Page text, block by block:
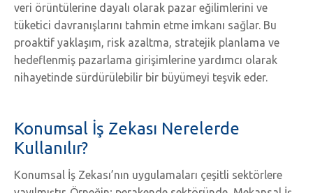
veri örüntülerine dayalı olarak pazar eğilimlerini ve
tüketici davranışlarını tahmin etme imkanı sağlar. Bu
proaktif yaklaşım, risk azaltma, stratejik planlama ve
hedeflenmiş pazarlama girişimlerine yardımcı olarak
nihayetinde sürdürülebilir bir büyümeyi teşvik eder.
Konumsal İş Zekası Nerelerde
Kullanılır?
Konumsal İş Zekası’nın uygulamaları çeşitli sektörlere